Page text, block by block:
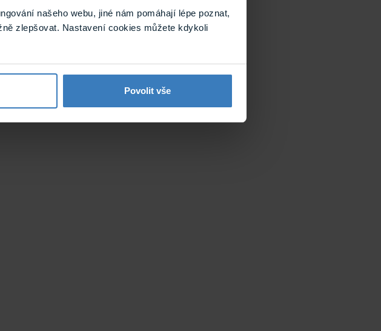
našeho webu, jiné nám pomáhají lépe poznat,
zlepšovat. Nastavení cookies můžete kdykoli
Povolit vše